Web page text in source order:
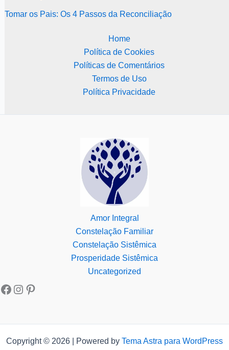
Tomar os Pais: Os 4 Passos da Reconciliação
Home
Política de Cookies
Políticas de Comentários
Termos de Uso
Política Privacidade
Amor Integral
Constelação Familiar
Constelação Sistêmica
Prosperidade Sistêmica
Uncategorized
Copyright © 2026 | Powered by Tema Astra para WordPress